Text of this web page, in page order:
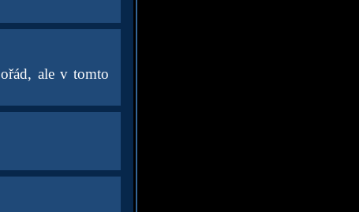
ale v tomto